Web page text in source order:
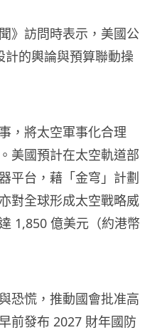
》訪問時表示，美國公
計的輿論與預算聯動操
，將太空軍事化合理
美國預計在太空軌道部
平台，藉「金穹」計劃
對全球形成太空戰略威
1,850 億美元（約港幣
恐慌，推動國會批准高
前發布 2027 財年國防